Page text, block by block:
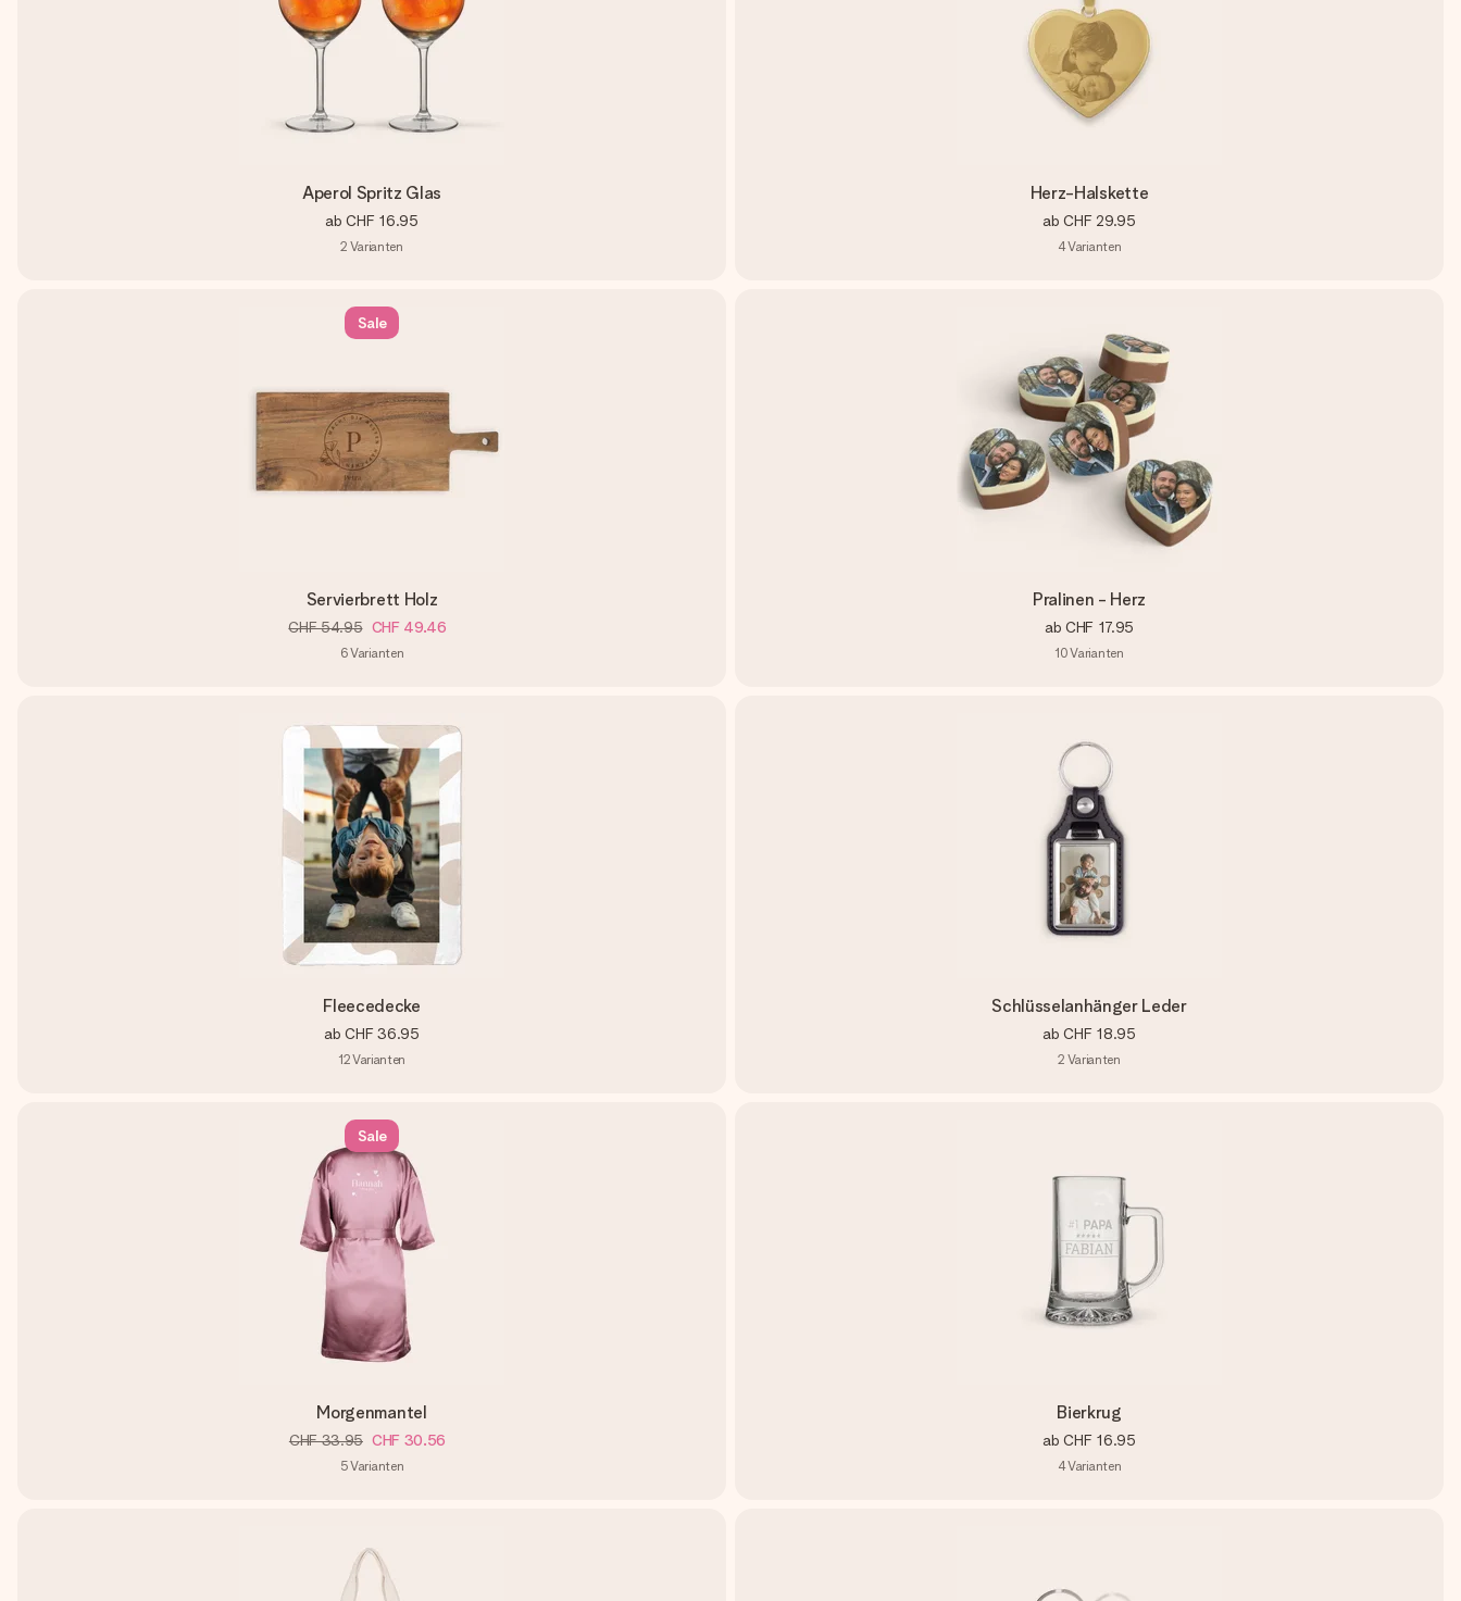
Aperol Spritz Glas
ab CHF 16.95
2 Varianten
Herz-Halskette
ab CHF 29.95
4Varianten
Sale
Servierbrett Holz
CHF 54.95 CHF 49.46
6Varianten
Pralinen - Herz
ab CHF 17.95
10Varianten
Fleecedecke
ab CHF 36.95
12Varianten
Schlüsselanhänger Leder
ab CHF 18.95
2 Varianten
Sale
Morgenmantel
CHF 33.95 CHF 30.56
5Varianten
Bierkrug
ab CHF 16.95
4Varianten